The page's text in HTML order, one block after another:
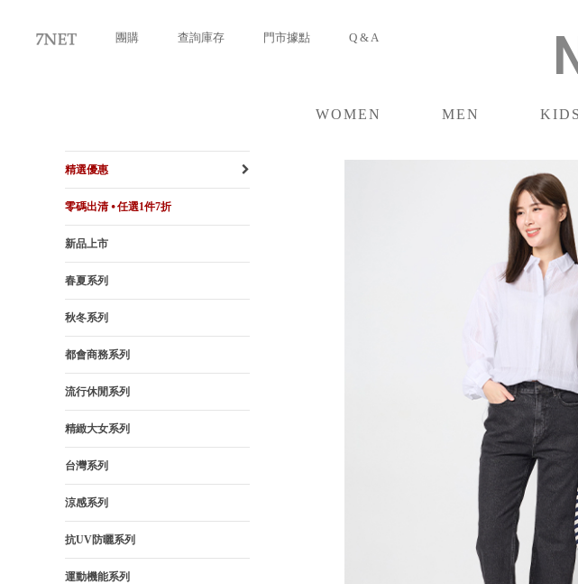
團購 查詢庫存 門市據點 Q & A
WOMEN
MEN
KIDS
精選優惠
零碼出清 ⦁ 任選1件7折
新品上市
春夏系列
秋冬系列
都會商務系列
流行休閒系列
精緻大女系列
台灣系列
涼感系列
抗UV防曬系列
運動機能系列